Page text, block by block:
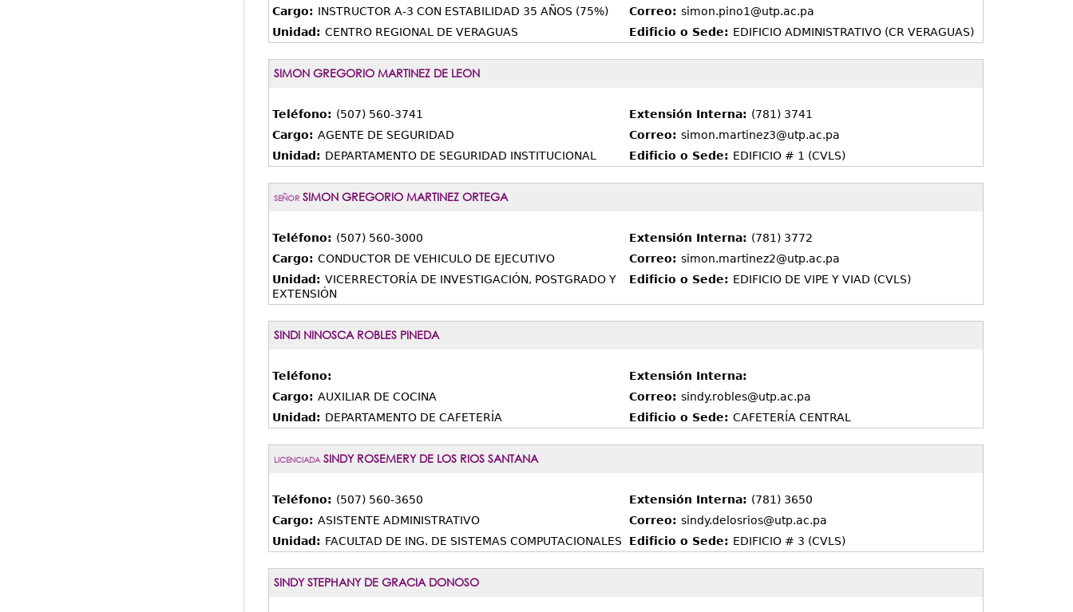
Cargo: INSTRUCTOR A-3 CON ESTABILIDAD 35 AÑOS (75%) Correo: simon.pino1@utp.ac.pa
Unidad: CENTRO REGIONAL DE VERAGUAS Edificio o Sede: EDIFICIO ADMINISTRATIVO (CR VERAGUAS)
SIMON GREGORIO MARTINEZ DE LEON
Teléfono: (507) 560-3741 Extensión Interna: (781) 3741
Cargo: AGENTE DE SEGURIDAD Correo: simon.martinez3@utp.ac.pa
Unidad: DEPARTAMENTO DE SEGURIDAD INSTITUCIONAL Edificio o Sede: EDIFICIO # 1 (CVLS)
SEÑORSIMON GREGORIO MARTINEZ ORTEGA
Teléfono: (507) 560-3000 Extensión Interna: (781) 3772
Cargo: CONDUCTOR DE VEHICULO DE EJECUTIVO Correo: simon.martinez2@utp.ac.pa
Unidad: VICERRECTORÍA DE INVESTIGACIÓN, POSTGRADO Y
EXTENSIÓN
Edificio o Sede: EDIFICIO DE VIPE Y VIAD (CVLS)
SINDI NINOSCA ROBLES PINEDA
Teléfono:
Extensión Interna:
Cargo: AUXILIAR DE COCINA Correo: sindy.robles@utp.ac.pa
Unidad: DEPARTAMENTO DE CAFETERÍA Edificio o Sede: CAFETERÍA CENTRAL
LICENCIADASINDY ROSEMERY DE LOS RIOS SANTANA
Teléfono: (507) 560-3650 Extensión Interna: (781) 3650
Cargo: ASISTENTE ADMINISTRATIVO Correo: sindy.delosrios@utp.ac.pa
Unidad: FACULTAD DE ING. DE SISTEMAS COMPUTACIONALES Edificio o Sede: EDIFICIO # 3 (CVLS)
SINDY STEPHANY DE GRACIA DONOSO